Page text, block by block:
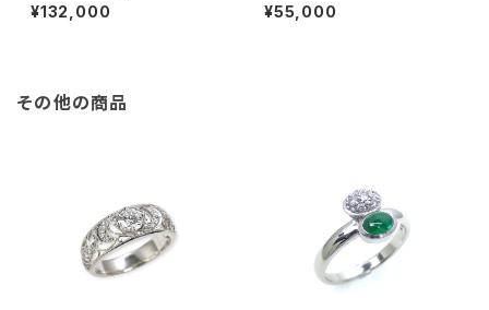
¥132,000 ¥55,000
その他の商品